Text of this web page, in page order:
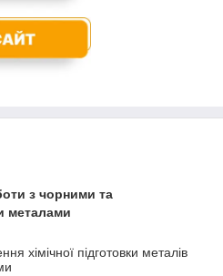
з чорними та
металами
хімічної підготовки металів